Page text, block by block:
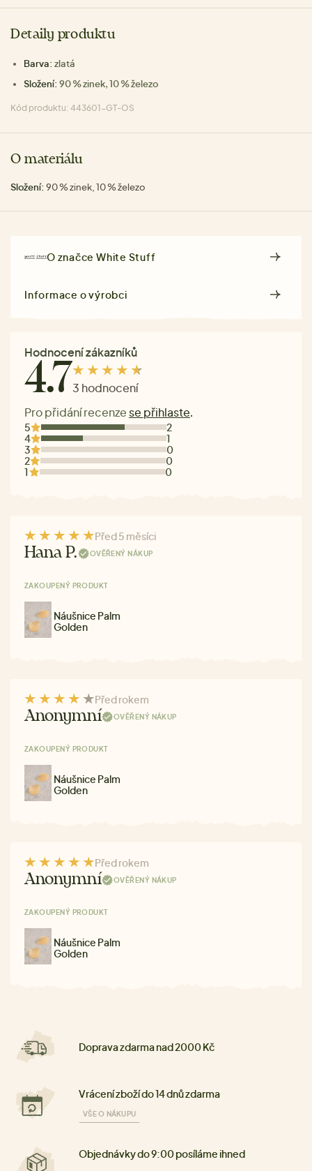
Detaily produktu
Barva: zlatá
Složení: 90 % zinek, 10 % železo
Kód produktu: 443601-GT-OS
O materiálu
Složení: 90 % zinek, 10 % železo
O značceWhite Stuff
Informace o výrobci
Hodnocení zákazníků
4.73 hodnocení
Pro přidání recenze se přihlaste.
5
2
4
1
3
0
2
0
1
0
Před 5 měsíci
Hana P. OVĚŘENÝ NÁKUP
ZAKOUPENÝ PRODUKT
Náušnice Palm
Golden
Před rokem
Anonymní OVĚŘENÝ NÁKUP
ZAKOUPENÝ PRODUKT
Náušnice Palm
Golden
Před rokem
Anonymní OVĚŘENÝ NÁKUP
ZAKOUPENÝ PRODUKT
Náušnice Palm
Golden
Doprava zdarma nad 2000 Kč
Vrácení zboží do 14 dnů zdarma
VŠE O NÁKUPU
Objednávky do 9:00 posíláme ihned